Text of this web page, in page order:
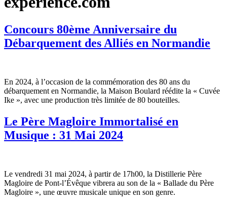
Concours 80ème Anniversaire du
Débarquement des Alliés en Normandie
En 2024, à l’occasion de la commémoration des 80 ans du
débarquement en Normandie, la Maison Boulard réédite la « Cuvée
Ike », avec une production très limitée de 80 bouteilles.
Le Père Magloire Immortalisé en
Musique : 31 Mai 2024
Le vendredi 31 mai 2024, à partir de 17h00, la Distillerie Père
Magloire de Pont-l’Évêque vibrera au son de la « Ballade du Père
Magloire », une œuvre musicale unique en son genre.